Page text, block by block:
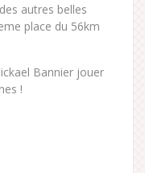
autres belles
place du 56km
Bannier jouer
!